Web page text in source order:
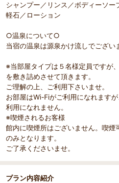
シャンプー／リンス／ボディーソー
軽石／ローション
○温泉について○
当宿の温泉は源泉かけ流しでござい
※当部屋タイプは５名様定員ですが
を敷き詰めさせて頂きます。
ご理解の上、ご利用下さいませ。
お部屋はWi-Fiがご利用になれます
利用になれません。
※喫煙されるお客様
館内に喫煙所はございません。喫煙
のみとなります。
ご了承くださいませ。
プラン内容紹介